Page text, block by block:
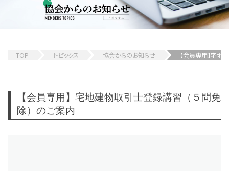
TOP トピックス 協会からのお知らせ 【会員専用】宅地
【会員専用】宅地建物取引士登録講習（５問免
除）のご案内